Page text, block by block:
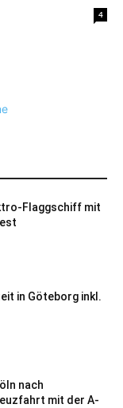
4
Flaggschiff mit
in Göteborg inkl.
nach
mit der A-